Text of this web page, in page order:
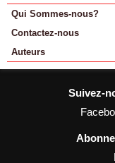
Qui Sommes-nous?
Contactez-nous
Auteurs
Suivez-